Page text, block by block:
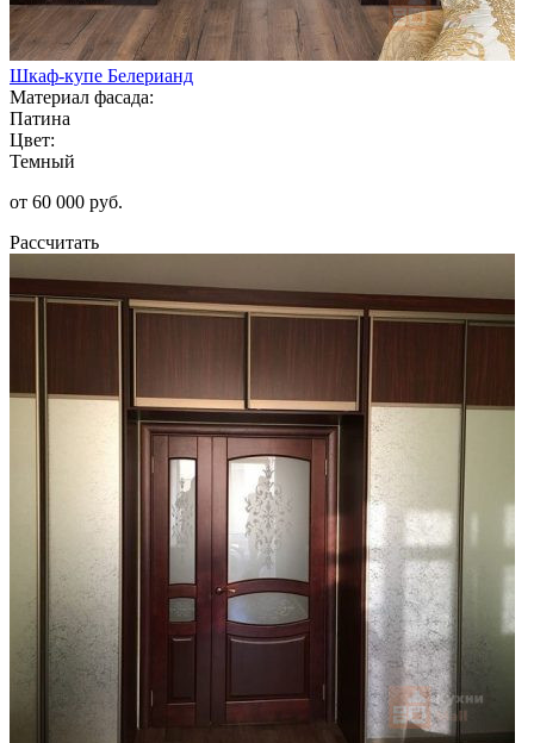
Шкаф-купе Белерианд
Материал фасада:
Патина
Цвет:
Темный
от 60 000 руб.
Рассчитать